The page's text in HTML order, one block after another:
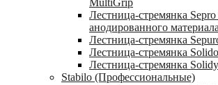
MultiGrip
Лестница-стремянка Sepro
анодированного материала
Лестница-стремянка
Лестница-стремянка Solido
Лестница-стремянка Solidy
Stabilo (Профессиональные)